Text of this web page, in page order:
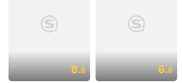
8.8 6.8